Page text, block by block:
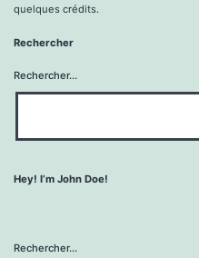
quelques crédits.
Rechercher
Rechercher…
Hey! I’m John Doe!
Rechercher…